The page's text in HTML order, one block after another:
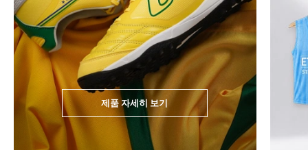
제품 자세히 보기